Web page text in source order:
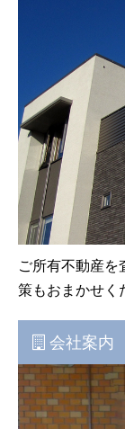
ご所有不動産を
策もおまかせく
会社案内